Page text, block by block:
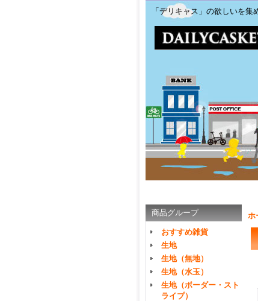
「デリキャス」の欲しいを集
商品グループ
おすすめ雑貨
生地
生地（無地）
生地（水玉）
生地（ボーダー・スト
ライプ）
ホ